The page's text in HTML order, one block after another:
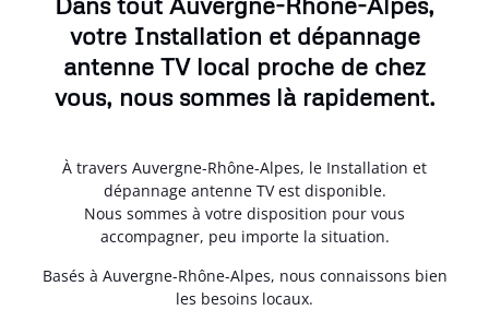
votre Installation et dépannage
antenne TV local proche de chez
vous, nous sommes là rapidement.
À travers Auvergne-Rhône-Alpes, le Installation et
dépannage antenne TV est disponible.
Nous sommes à votre disposition pour vous
accompagner, peu importe la situation.
Basés à Auvergne-Rhône-Alpes, nous connaissons bien
les besoins locaux.